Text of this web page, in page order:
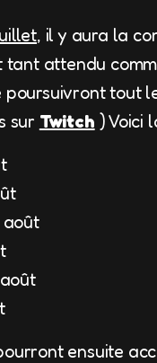
, il y aura la
tant attendu
poursuivront tout
sur Twitch ) Voici
août
ensuite